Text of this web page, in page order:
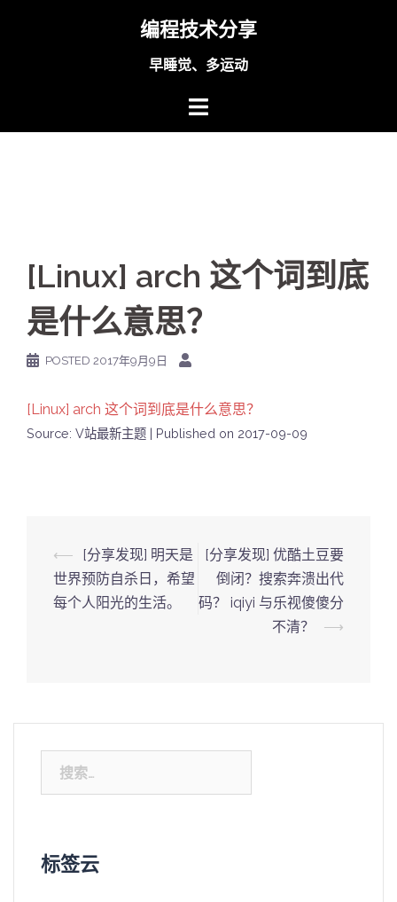
编程技术分享
早睡觉、多运动
[Linux] arch 这个词到底
是什么意思？
POSTED 2017年9月9日
[Linux] arch 这个词到底是什么意思？
Source: V站最新主题 Published on 2017-09-09
Post
navigation
⟵
[分享发现] 明天是
世界预防自杀日，希望
每个人阳光的生活。
[分享发现] 优酷土豆要
倒闭？搜索奔溃出代
码？ iqiyi 与乐视傻傻分
不清？
⟶
索：
标签云